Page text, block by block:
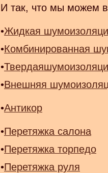
И так, что мы можем
•Жидкая
•Комбинированная
•
•Внешняя
•Антикор
•Перетяжка салона
•Перетяжка торпедо
•Перетяжка руля